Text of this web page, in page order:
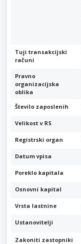
Tuji transakcijski
računi
Pravno
organizacijska
oblika
Število zaposlenih
Velikost v RS
Registrski organ
Datum vpisa
Poreklo kapitala
Osnovni kapital
Vrsta lastnine
Ustanovitelji
Zakoniti zastopniki